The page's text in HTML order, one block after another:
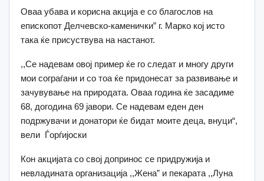
Оваа убава и корисна акција е со благослов на
епископот Делчевско-каменички” г. Марко кој исто
така ќе присуствува на настанот.
,,Се надевам овој пример ќе го следат и многу други
мои сограѓани и со тоа ќе придонесат за развивање и
зачувување на природата. Оваа година ќе засадиме
68, догодина 69 јавори. Се надевам еден ден
подржувачи и донатори ќе бидат моите деца, внуци“,
вели Ѓорѓијоски
Кон акцијата со свој допринос се придружија и
невладината организација ,,Жена” и пекарата ,,Луна